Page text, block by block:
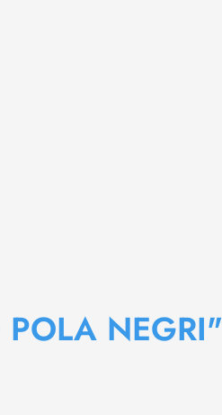
POLA NEGRI"